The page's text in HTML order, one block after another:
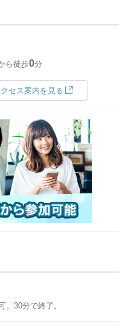
ら徒歩0分
セス案内を見る
。30分で終了。